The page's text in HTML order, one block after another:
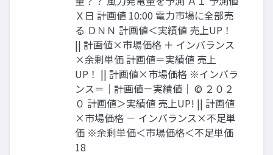
Ｘ日 計画値 10:00 電力市場に全部売
る ＤＮＮ 計画値＜実績値 売上UP！
|| 計画値×市場価格 ＋ インバランス
×余剰単価 計画値＝実績値 売上
UP！ || 計画値×市場価格 ※インバラ
ンス＝｜計画値－実績値｜ © ２０２
０ 計画値＞実績値 売上UP! || 計画値
×市場価格 － インバランス×不足単
価 ※余剰単価＜市場価格＜不足単価
18